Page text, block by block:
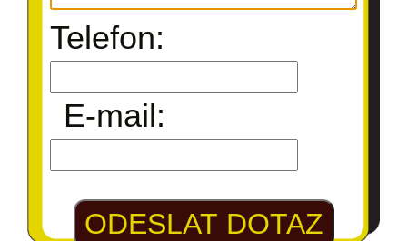
Telefon:
E-mail:
ODESLAT DOTAZ